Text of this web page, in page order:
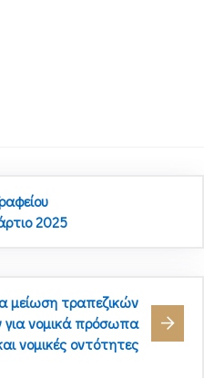
2025
μείωση τραπεζικών
νομικά πρόσωπα
νομικές οντότητες